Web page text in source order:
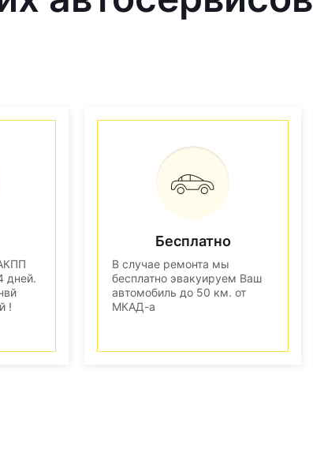
дней.
!
Бесплатно
В случае ремонта мы
бесплатно эвакуируем Ваш
автомобиль до 50 км. от
МКАД-а